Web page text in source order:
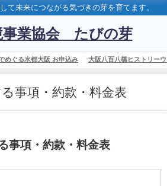
て未来につながる気づきの芽を育てます。
事業協会 たびの芽
めぐる水都大阪 お申込み 大阪八百八橋ヒストリー
事項・約款・料金表
事項・約款・料金表